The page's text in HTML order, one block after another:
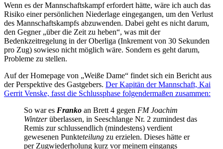
Wenn es der Mannschaftskampf erfordert hätte, wäre ich auch das
Risiko einer persönlichen Niederlage eingegangen, um den Verlust
des Mannschaftskampfs abzuwenden. Dabei geht es nicht darum,
den Gegner „über die Zeit zu heben“, was mit der
Bedenkzeitregelung in der Oberliga (Inkrement von 30 Sekunden
pro Zug) sowieso nicht möglich wäre. Sondern es geht darum,
Probleme zu stellen.
Auf der Homepage von „Weiße Dame“ findet sich ein Bericht aus
der Perspektive des Gastgebers. Der Kapitän der Mannschaft, Kai
Gerrit Venske, fasst die Schlussphase folgendermaßen zusammen:
So war es Franko an Brett 4 gegen FM Joachim
Wintzerüberlassen, in Seeschlange Nr. 2 zumindest das
Remis zur schlussendlich (mindestens) verdient
gewesenen Punkteteilung zu erzielen. Dieses hätte er
per Zugwiederholung kurz vor meinem eingangs